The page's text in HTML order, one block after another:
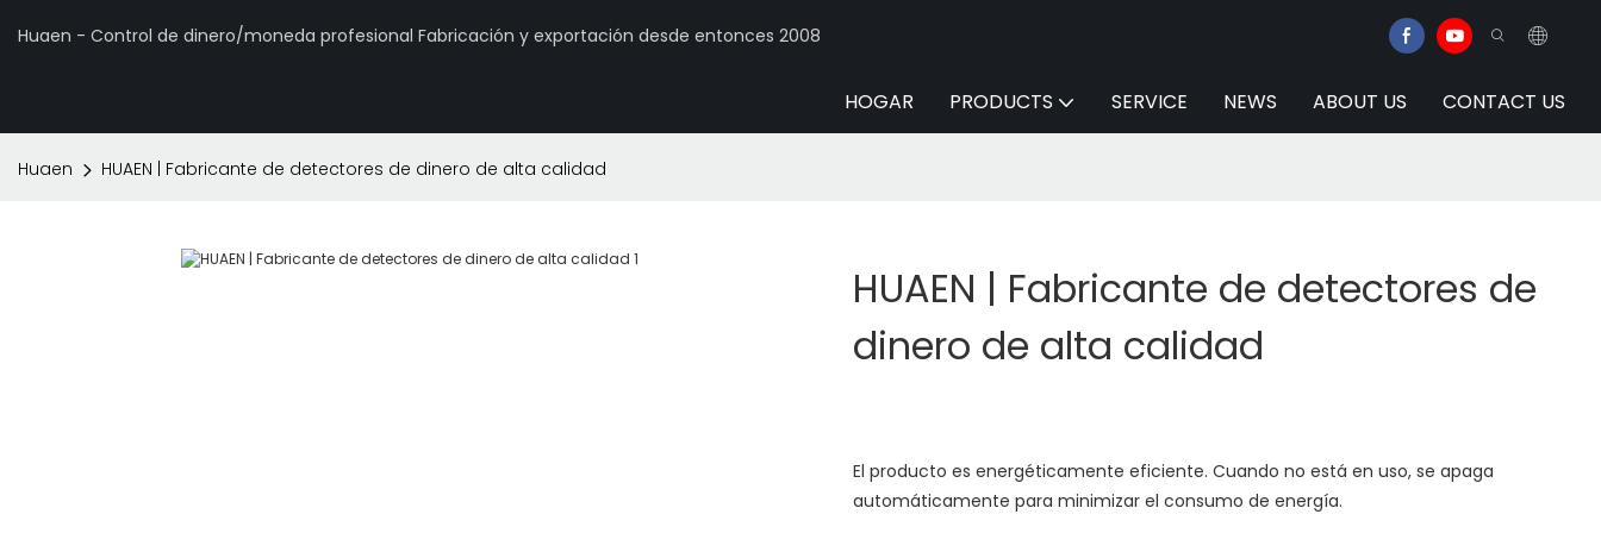
Huaen - Control de dinero/moneda profesional Fabricación y exportación desde entonces 2008
HOGAR PRODUCTS SERVICE NEWS ABOUT US CONTACT US
Huaen HUAEN | Fabricante de detectores de dinero de alta calidad
HUAEN | Fabricante de detectores de
dinero de alta calidad
El producto es energéticamente eficiente. Cuando no está en uso, se apaga
automáticamente para minimizar el consumo de energía.